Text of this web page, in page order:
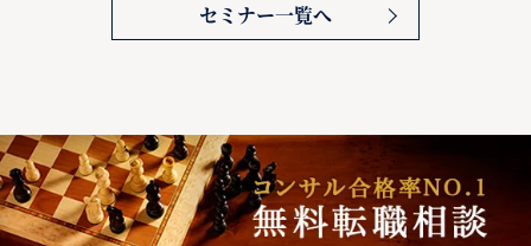
セミナー一覧へ